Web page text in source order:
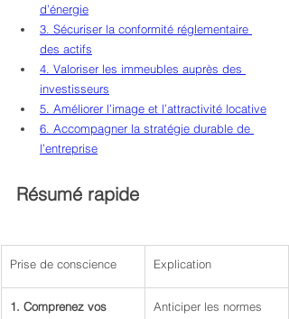
d’énergie
3. Sécuriser la conformité réglementaire
des actifs
4. Valoriser les immeubles auprès des
investisseurs
5. Améliorer l’image et l’attractivité locative
6. Accompagner la stratégie durable de
l’entreprise
Résumé rapide
Prise de conscience Explication
1. Comprenez vos
Anticiper les normes